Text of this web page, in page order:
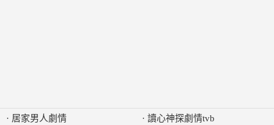
· 居家男人劇情 · 讀心神探劇情tvb